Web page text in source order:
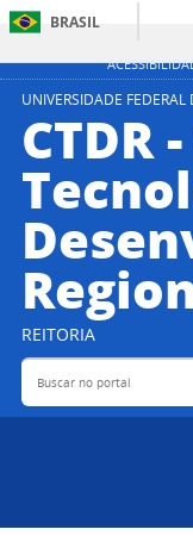
BRASIL
UNIVERSIDADE
CTDR
REITORIA
Buscar no portal